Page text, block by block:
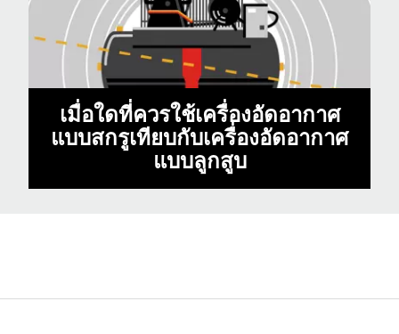
เมื่อใดที่ควรใช้เครื่องอัดอากาศ
แบบสกรูเทียบกับเครื่องอัดอากาศ
แบบลูกสูบ